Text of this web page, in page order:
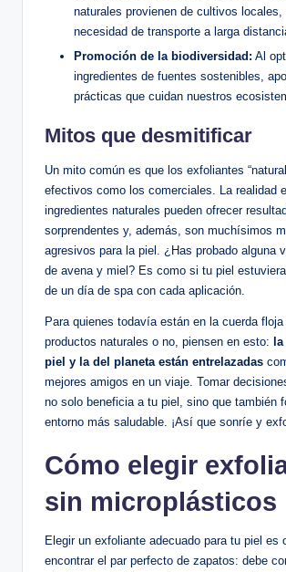
naturales provienen de cultivos locales,
necesidad de transporte a larga
Promoción de la biodiversidad: Al
ingredientes de fuentes sostenibles,
prácticas que cuidan nuestros
Mitos que desmitificar
Un mito común es que los exfoliantes
efectivos como los comerciales. La realidad
ingredientes naturales pueden ofrecer
sorprendentes y, además, son muchísimos
agresivos para la piel. ¿Has probado alguna
de avena y miel? Es como si tu piel
de un día de spa con cada aplicación.
Para quienes todavía están en la cuerda
productos naturales o no, piensen en esto: la
piel y la del planeta están entrelazadas
mejores amigos en un viaje. Tomar
no solo beneficia a tu piel, sino que también
entorno más saludable. ¡Así que sonríe y
Cómo elegir
sin microplásticos
Elegir un exfoliante adecuado para tu piel es
encontrar el par perfecto de zapatos: debe